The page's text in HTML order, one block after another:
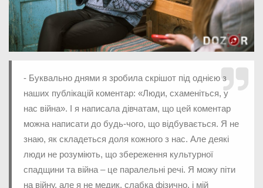
- Буквально днями я зробила скрішот під однією з
наших публікацій коментар: «Люди, схаменіться, у
нас війна». І я написала дівчатам, що цей коментар
можна написати до будь-чого, що відбувається. Я не
знаю, як складеться доля кожного з нас. Але деякі
люди не розуміють, що збереження культурної
спадщини та війна – це паралельні речі. Я можу піти
на війну, але я не медик, слабка фізично, і мій